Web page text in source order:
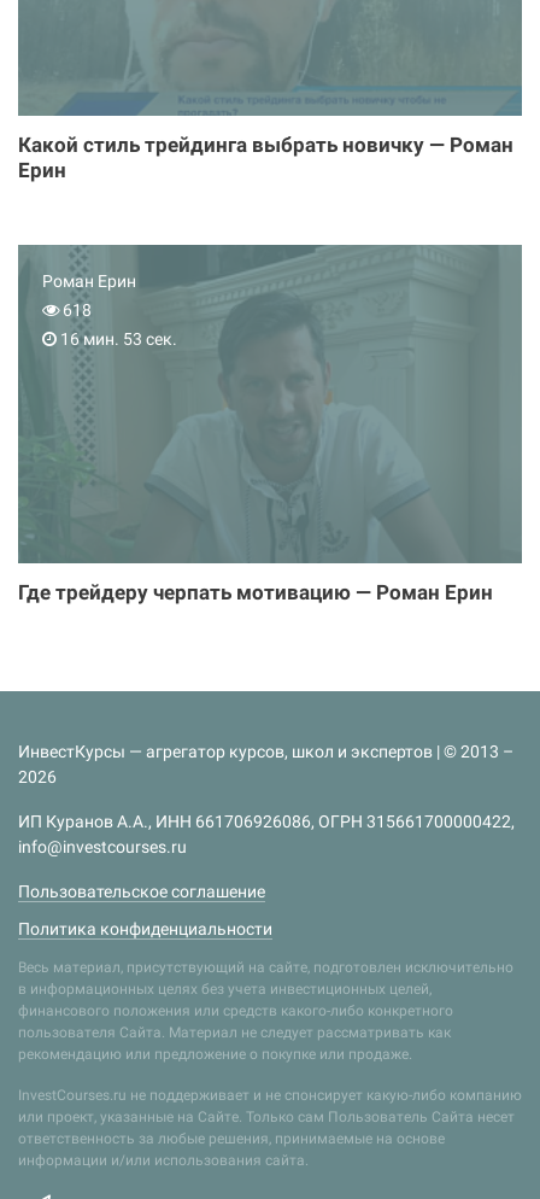
Какой стиль трейдинга выбрать новичку — Роман
Ерин
Роман Ерин
618
16 мин. 53 сек.
Где трейдеру черпать мотивацию — Роман Ерин
ИнвестКурсы — агрегатор курсов, школ и экспертов | © 2013 –
2026
ИП Куранов А.А., ИНН 661706926086, ОГРН 315661700000422,
info@investcourses.ru
Пользовательское соглашение
Политика конфиденциальности
Весь материал, присутствующий на сайте, подготовлен исключительно
в информационных целях без учета инвестиционных целей,
финансового положения или средств какого-либо конкретного
пользователя Сайта. Материал не следует рассматривать как
рекомендацию или предложение о покупке или продаже.
InvestCourses.ru не поддерживает и не спонсирует какую-либо компанию
или проект, указанные на Сайте. Только сам Пользователь Сайта несет
ответственность за любые решения, принимаемые на основе
информации и/или использования сайта.